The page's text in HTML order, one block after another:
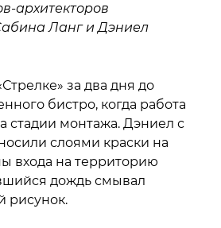
архитекторов
Ланг и Дэниел
за два дня до
бистро, когда работа
стадии монтажа. Дэниел с
слоями краски на
входа на территорию
дождь смывал
рисунок.